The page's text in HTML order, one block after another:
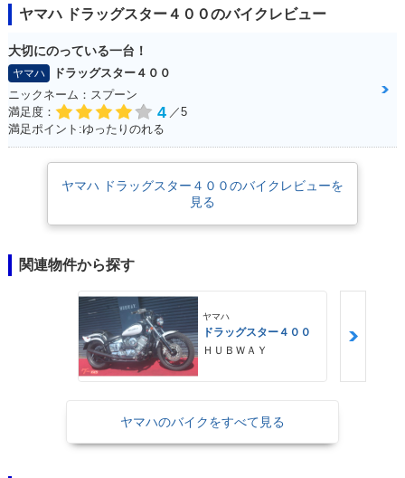
ヤマハ ドラッグスター４００のバイクレビュー
大切にのっている一台！
ヤマハ
ドラッグスター４００
ニックネーム：スプーン
満足度：
4 ／5
満足ポイント:ゆったりのれる
ヤマハ ドラッグスター４００のバイクレビューを
見る
関連物件から探す
ヤマハ
ドラッグスター４００
ＨＵＢＷＡＹ
ヤマハのバイクをすべて見る